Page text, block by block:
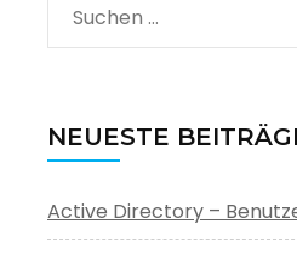
Suchen
nach:
NEUESTE
Active Directory –